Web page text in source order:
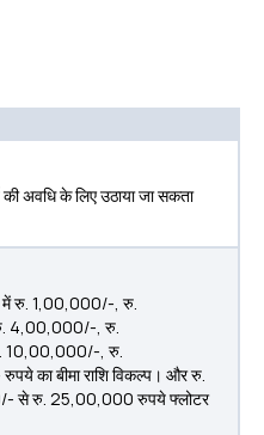
की अवधि के लिए उठाया जा सकता
में रु. 1,00,000/-, रु.
4,00,000/-, रु.
, रु.
का बीमा राशि विकल्प। और रु.
से रु. 25,00,000 रुपये फ्लोटर